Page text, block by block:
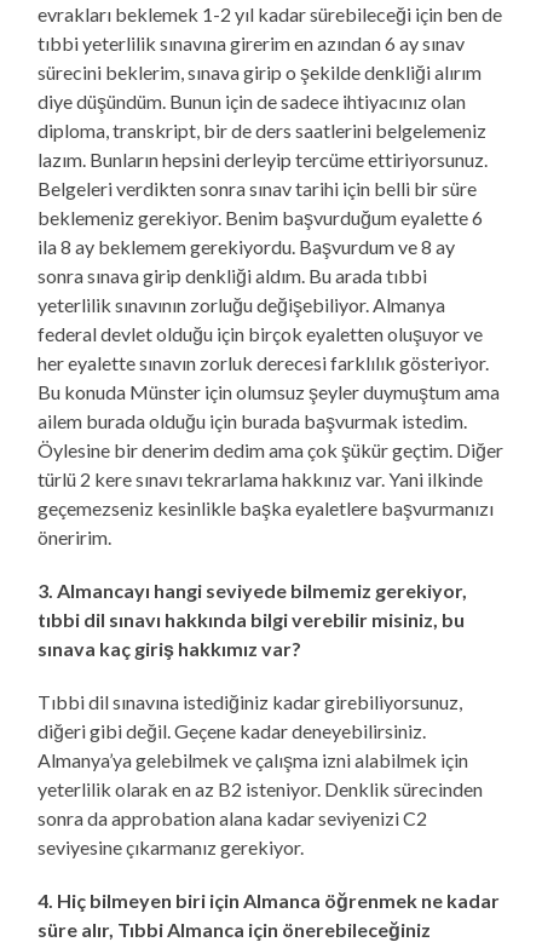
evrakları beklemek 1-2 yıl kadar sürebileceği için ben de
tıbbi yeterlilik sınavına girerim en azından 6 ay sınav
sürecini beklerim, sınava girip o şekilde denkliği alırım
diye düşündüm. Bunun için de sadece ihtiyacınız olan
diploma, transkript, bir de ders saatlerini belgelemeniz
lazım. Bunların hepsini derleyip tercüme ettiriyorsunuz.
Belgeleri verdikten sonra sınav tarihi için belli bir süre
beklemeniz gerekiyor. Benim başvurduğum eyalette 6
ila 8 ay beklemem gerekiyordu. Başvurdum ve 8 ay
sonra sınava girip denkliği aldım. Bu arada tıbbi
yeterlilik sınavının zorluğu değişebiliyor. Almanya
federal devlet olduğu için birçok eyaletten oluşuyor ve
her eyalette sınavın zorluk derecesi farklılık gösteriyor.
Bu konuda Münster için olumsuz şeyler duymuştum ama
ailem burada olduğu için burada başvurmak istedim.
Öylesine bir denerim dedim ama çok şükür geçtim. Diğer
türlü 2 kere sınavı tekrarlama hakkınız var. Yani ilkinde
geçemezseniz kesinlikle başka eyaletlere başvurmanızı
öneririm.
3. Almancayı hangi seviyede bilmemiz gerekiyor,
tıbbi dil sınavı hakkında bilgi verebilir misiniz, bu
sınava kaç giriş hakkımız var?
Tıbbi dil sınavına istediğiniz kadar girebiliyorsunuz,
diğeri gibi değil. Geçene kadar deneyebilirsiniz.
Almanya’ya gelebilmek ve çalışma izni alabilmek için
yeterlilik olarak en az B2 isteniyor. Denklik sürecinden
sonra da approbation alana kadar seviyenizi C2
seviyesine çıkarmanız gerekiyor.
4. Hiç bilmeyen biri için Almanca öğrenmek ne kadar
süre alır, Tıbbi Almanca için önerebileceğiniz